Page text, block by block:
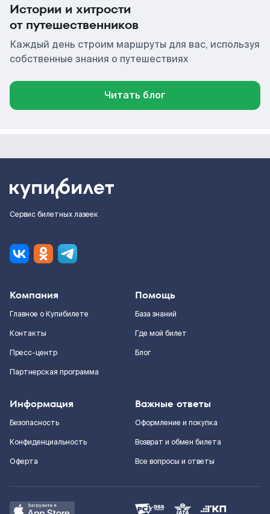
Истории и хитрости
от путешественников
Каждый день строим маршруты для вас, используя
собственные знания о путешествиях
Читать блог
Сервис билетных лазеек
Компания
Главное о Купибилете
Контакты
Пресс-центр
Партнерская программа
Помощь
База знаний
Где мой билет
Блог
Информация
Безопасность
Конфиденциальность
Оферта
Важные ответы
Оформление и покупка
Возврат и обмен билета
Все вопросы и ответы